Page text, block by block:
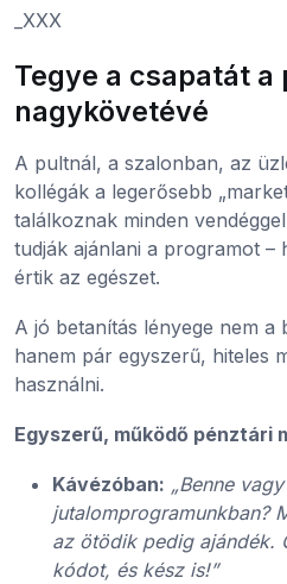
_XXX
Tegye a csapatát a
nagykövetévé
A pultnál, a szalonban, az
kollégák a legerősebb
találkoznak minden
tudják ajánlani a programot –
értik az egészet.
A jó betanítás lényege nem a
hanem pár egyszerű, hiteles
használni.
Egyszerű, működő pénztári
Kávézóban: „Benne
jutalomprogramunkban?
az ötödik pedig ajándék.
kódot, és kész is!”